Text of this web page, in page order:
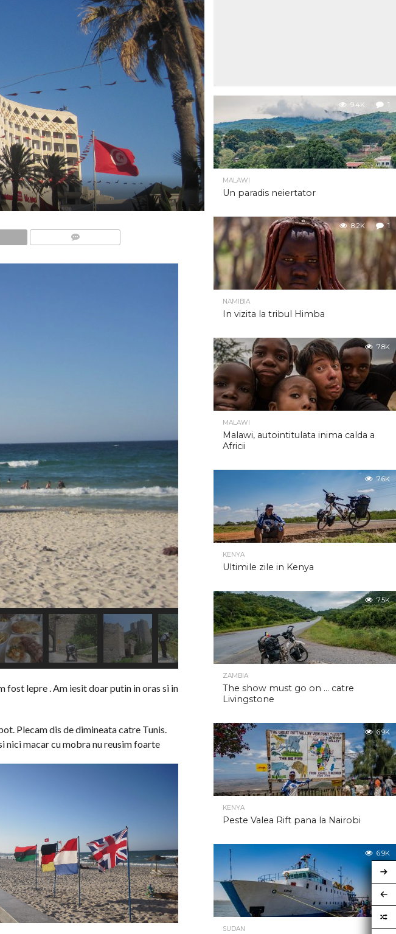
fost lepre . Am iesit doar putin in oras si in
Plecam dis de dimineata catre Tunis.
nici macar cu mobra nu reusim foarte
9.4K 1
MALAWI
Un paradis neiertator
8.2K 1
NAMIBIA
In vizita la tribul Himba
7.8K
MALAWI
Malawi, autointitulata inima calda a
Africii
7.6K
KENYA
Ultimile zile in Kenya
7.5K
ZAMBIA
The show must go on … catre
Livingstone
6.9K
KENYA
Peste Valea Rift pana la Nairobi
6.9K
SUDAN